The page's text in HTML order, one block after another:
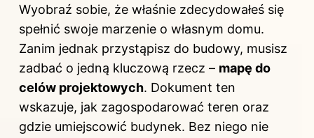
Wyobraź sobie, że właśnie zdecydowałeś się
spełnić swoje marzenie o własnym domu.
Zanim jednak przystąpisz do budowy, musisz
zadbać o jedną kluczową rzecz – mapę do
celów projektowych. Dokument ten
wskazuje, jak zagospodarować teren oraz
gdzie umiejscowić budynek. Bez niego nie